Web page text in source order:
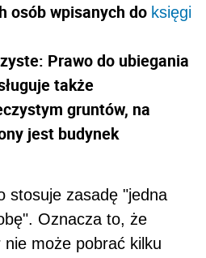
osób wpisanych do księgi
Prawo do ubiegania
także
gruntów, na
jest budynek
stosuje zasadę "jedna
Oznacza to, że
może pobrać kilku